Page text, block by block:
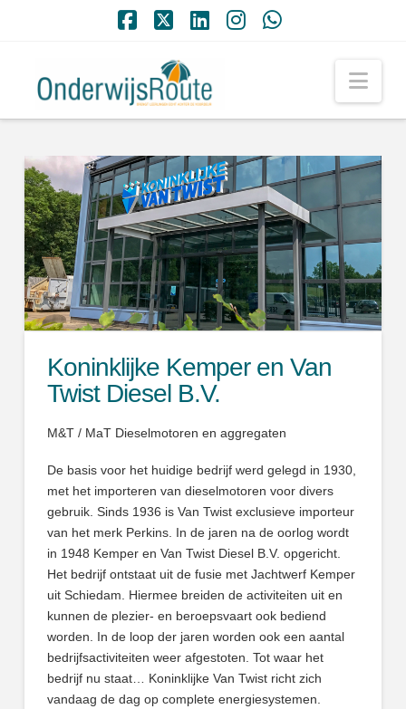
Koninklijke Kemper en Van
Twist Diesel B.V.
M&T / MaT Dieselmotoren en aggregaten
De basis voor het huidige bedrijf werd gelegd in 1930,
met het importeren van dieselmotoren voor divers
gebruik. Sinds 1936 is Van Twist exclusieve importeur
van het merk Perkins. In de jaren na de oorlog wordt
in 1948 Kemper en Van Twist Diesel B.V. opgericht.
Het bedrijf ontstaat uit de fusie met Jachtwerf Kemper
uit Schiedam. Hiermee breiden de activiteiten uit en
kunnen de plezier- en beroepsvaart ook bediend
worden. In de loop der jaren worden ook een aantal
bedrijfsactiviteiten weer afgestoten. Tot waar het
bedrijf nu staat… Koninklijke Van Twist richt zich
vandaag de dag op complete energiesystemen.